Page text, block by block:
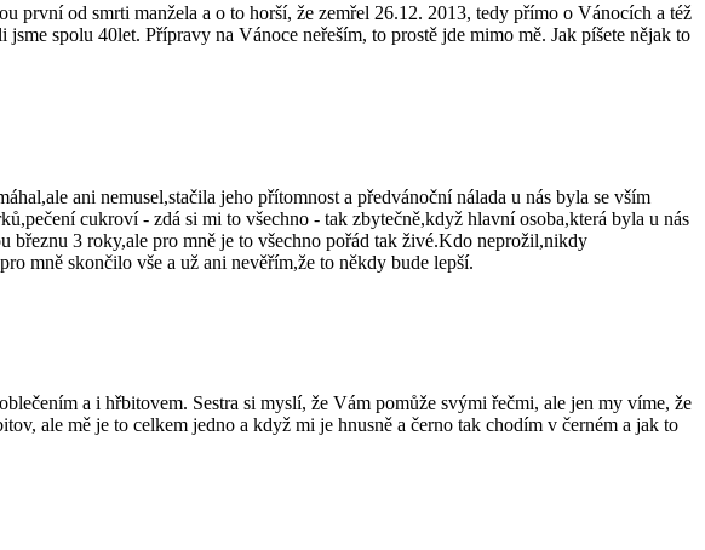
první od smrti manžela a o to horší, že zemřel 26.12. 2013, tedy přímo o Vánocích a též
spolu 40let. Přípravy na Vánoce neřeším, to prostě jde mimo mě. Jak píšete nějak to
ani nemusel,stačila jeho přítomnost a předvánoční nálada u nás byla se vším
cukroví - zdá si mi to všechno - tak zbytečně,když hlavní osoba,která byla u nás
březnu 3 roky,ale pro mně je to všechno pořád tak živé.Kdo neprožil,nikdy
mně skončilo vše a už ani nevěřím,že to někdy bude lepší.
a i hřbitovem. Sestra si myslí, že Vám pomůže svými řečmi, ale jen my víme, že
ale mě je to celkem jedno a když mi je hnusně a černo tak chodím v černém a jak to